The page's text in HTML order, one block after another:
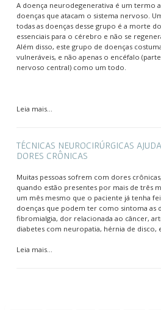
A doença neurodegenerativa é um termo
doenças que atacam o sistema nervoso.
todas as doenças desse grupo é a morte
essenciais para o cérebro e não se
Além disso, este grupo de doenças
vulneráveis, e não apenas o encéfalo
nervoso central) como um todo.
Leia mais...
TÉCNICAS NEUROCIRÚRGICAS
DORES CRÔNICAS
Muitas pessoas sofrem com dores
quando estão presentes por mais de três
um mês mesmo que o paciente já tenha
doenças que podem ter como sintoma as
fibromialgia, dor relacionada ao câncer,
diabetes com neuropatia, hérnia de disco,
Leia mais...